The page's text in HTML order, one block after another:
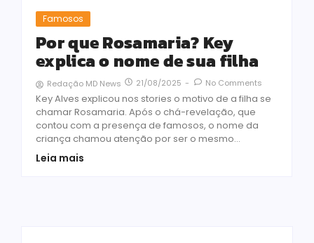
Famosos
Por que Rosamaria? Key
explica o nome de sua filha
Redação MD News 21/08/2025 - No Comments
Key Alves explicou nos stories o motivo de a filha se
chamar Rosamaria. Após o chá-revelação, que
contou com a presença de famosos, o nome da
criança chamou atenção por ser o mesmo...
Leia mais